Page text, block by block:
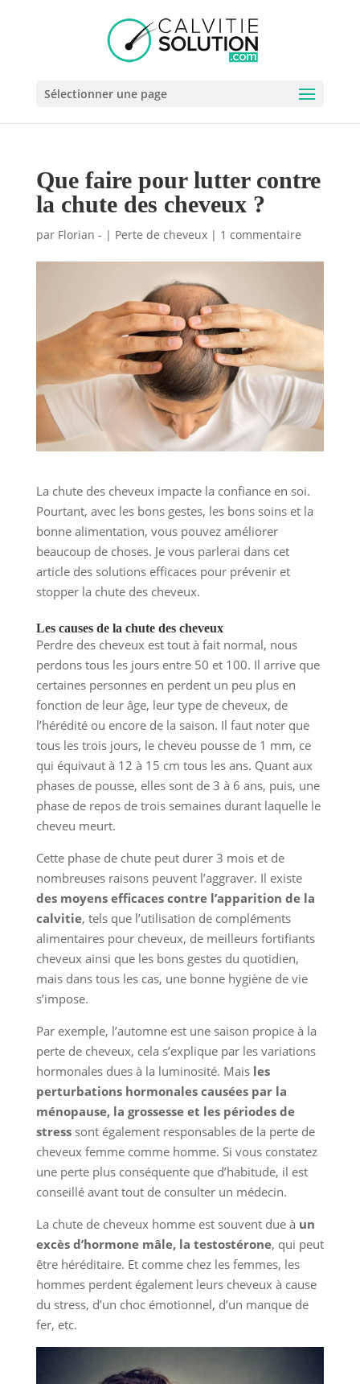
Sélectionner une page
Que faire pour lutter contre
la chute des cheveux ?
par Florian - | Perte de cheveux| 1 commentaire
La chute des cheveux impacte la confiance en soi.
Pourtant, avec les bons gestes, les bons soins et la
bonne alimentation, vous pouvez améliorer
beaucoup de choses. Je vous parlerai dans cet
article des solutions efficaces pour prévenir et
stopper la chute des cheveux.
Les causes de la chute des cheveux
Perdre des cheveux est tout à fait normal, nous
perdons tous les jours entre 50 et 100. Il arrive que
certaines personnes en perdent un peu plus en
fonction de leur âge, leur type de cheveux, de
l’hérédité ou encore de la saison. Il faut noter que
tous les trois jours, le cheveu pousse de 1 mm, ce
qui équivaut à 12 à 15 cm tous les ans. Quant aux
phases de pousse, elles sont de 3 à 6 ans, puis, une
phase de repos de trois semaines durant laquelle le
cheveu meurt.
Cette phase de chute peut durer 3 mois et de
nombreuses raisons peuvent l’aggraver. Il existe
des moyens efficaces contre l’apparition de la
calvitie, tels que l’utilisation de compléments
alimentaires pour cheveux, de meilleurs fortifiants
cheveux ainsi que les bons gestes du quotidien,
mais dans tous les cas, une bonne hygiène de vie
s’impose.
Par exemple, l’automne est une saison propice à la
perte de cheveux, cela s’explique par les variations
hormonales dues à la luminosité. Mais les
perturbations hormonales causées par la
ménopause, la grossesse et les périodes de
stresssont également responsables de la perte de
cheveux femme comme homme. Si vous constatez
une perte plus conséquente que d’habitude, il est
conseillé avant tout de consulter un médecin.
La chute de cheveux homme est souvent due à un
excès d’hormone mâle, la testostérone, qui peut
être héréditaire. Et comme chez les femmes, les
hommes perdent également leurs cheveux à cause
du stress, d’un choc émotionnel, d’un manque de
fer, etc.